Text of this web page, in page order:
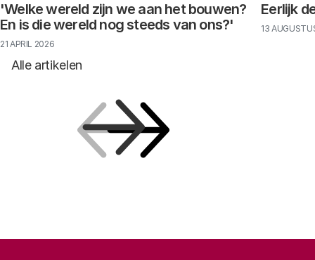
Alle artikelen
'Welke wereld zijn we aan het bouwen?
En is die wereld nog steeds van ons?'
21 APRIL 2026
Eerlijk
13